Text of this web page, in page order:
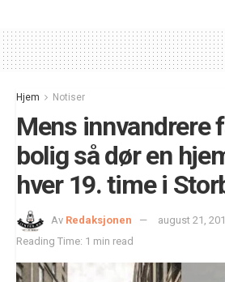
Hjem Notiser
Mens innvandrere
bolig så dør en
hver 19. time i
Av Redaksjonen
august 21,
Reading Time: 1 min read